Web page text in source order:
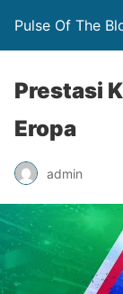
Pulse Of The
Prestasi
Eropa
admin